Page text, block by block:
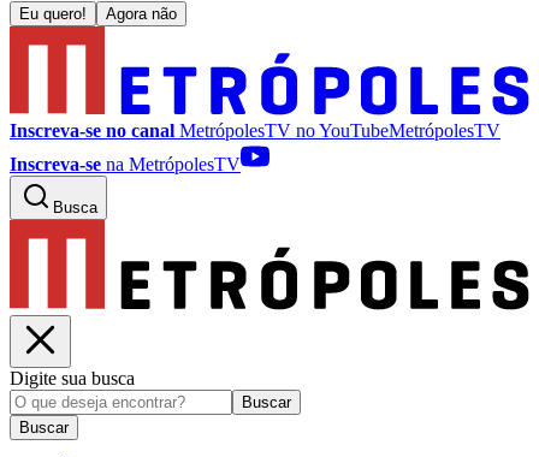
Eu quero! Agora não
Inscreva-se no canal MetrópolesTV noYouTubeMetrópolesTV
Inscreva-se na MetrópolesTV
Busca
Digite sua busca
Buscar
Buscar